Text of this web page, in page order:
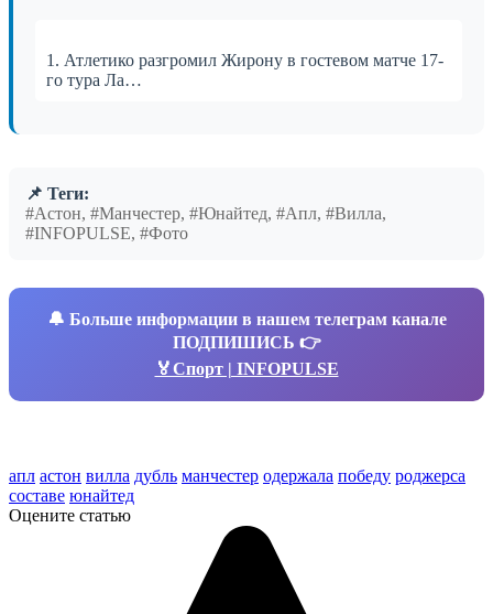
1. Атлетико разгромил Жирону в гостевом матче 17-
го тура Ла…
📌 Теги:
#Астон, #Манчестер, #Юнайтед, #Апл, #Вилла,
#INFOPULSE, #Фото
🔔 Больше информации в нашем телеграм канале
ПОДПИШИСЬ 👉
🏅Спорт | INFOPULSE
апл астон вилла дубль манчестер одержала победу роджерса
составе юнайтед
Оцените статью